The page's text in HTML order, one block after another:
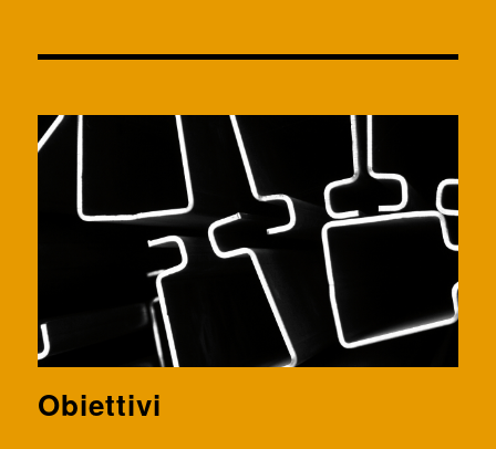
Obiettivi